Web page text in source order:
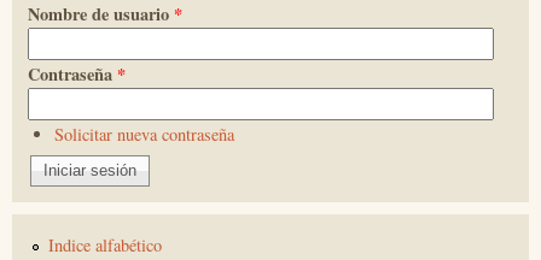
Nombre de usuario *
Contraseña *
Solicitar nueva contraseña
Indice alfabético